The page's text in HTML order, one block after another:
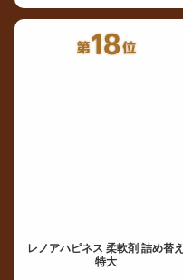
レノアハピネス 柔軟剤 詰め替え
特大